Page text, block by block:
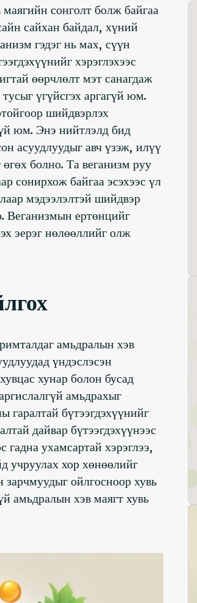
сонголт болж байгаа
сайхан байдал, хүний
гэдэг нь мах, сүүн
хэрэглэхээс
өөрчлөлт мэт санагдаж
үгүйсгэх аргагүй юм.
шийдвэрлэх
юм. Энэ нийтлэлд бид
асуудлуудыг авч үзэж, илүү
болно. Та веганизм руу
сонирхож байгаа эсэхээс үл
мэдээлэлтэй шийдвэр
Веганизмын ертөнцийг
эерэг нөлөөллийг олж
амьдралын хэв
үндэслэсэн
хунар болон бусад
амьдрахыг
гаралтай бүтээгдэхүүнийг
дайвар бүтээгдэхүүнээс
ухамсартай хэрэглээ,
учруулах хор хөнөөлийг
ойлгосноор хувь
амьдралын хэв маягт хувь